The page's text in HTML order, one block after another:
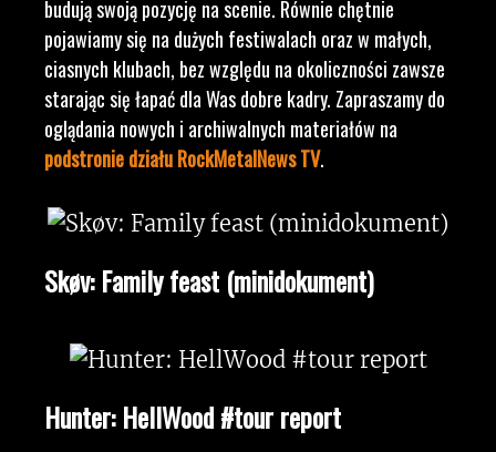
budują swoją pozycję na scenie. Równie chętnie
pojawiamy się na dużych festiwalach oraz w małych,
ciasnych klubach, bez względu na okoliczności zawsze
starając się łapać dla Was dobre kadry. Zapraszamy do
oglądania nowych i archiwalnych materiałów na
podstronie działu RockMetalNews TV.
Skøv: Family feast (minidokument)
Hunter: HellWood #tour report